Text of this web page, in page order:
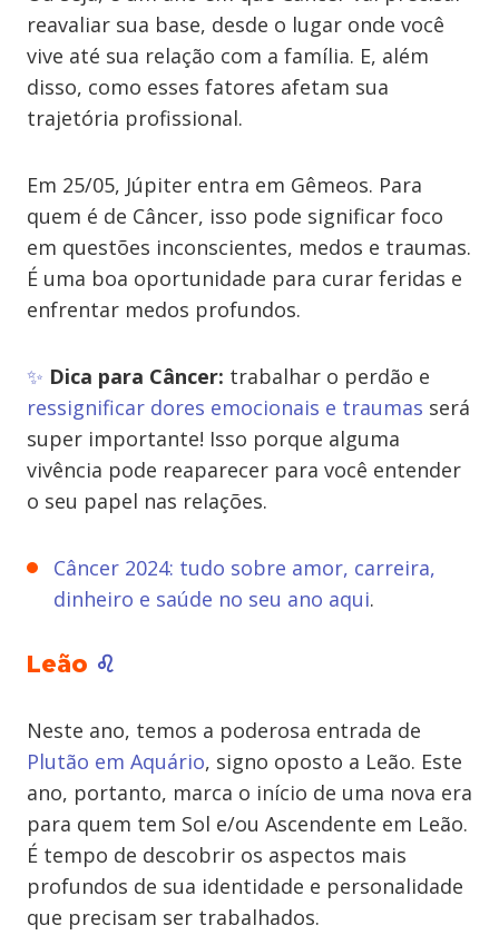
reavaliar sua base, desde o lugar onde você
vive até sua relação com a família. E, além
disso, como esses fatores afetam sua
trajetória profissional.
Em 25/05, Júpiter entra em Gêmeos. Para
quem é de Câncer, isso pode significar foco
em questões inconscientes, medos e traumas.
É uma boa oportunidade para curar feridas e
enfrentar medos profundos.
✨ Dica para Câncer: trabalhar o perdão e
ressignificar dores emocionais e traumas será
super importante! Isso porque alguma
vivência pode reaparecer para você entender
o seu papel nas relações.
Câncer 2024: tudo sobre amor, carreira,
dinheiro e saúde no seu ano aqui.
Leão ♌
Neste ano, temos a poderosa entrada de
Plutão em Aquário, signo oposto a Leão. Este
ano, portanto, marca o início de uma nova era
para quem tem Sol e/ou Ascendente em Leão.
É tempo de descobrir os aspectos mais
profundos de sua identidade e personalidade
que precisam ser trabalhados.